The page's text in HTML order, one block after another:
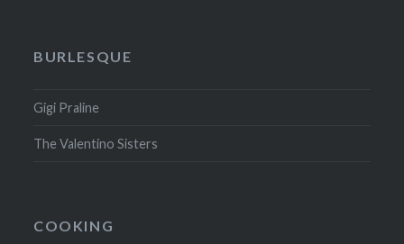
BURLESQUE
Gigi Praline
The Valentino Sisters
COOKING